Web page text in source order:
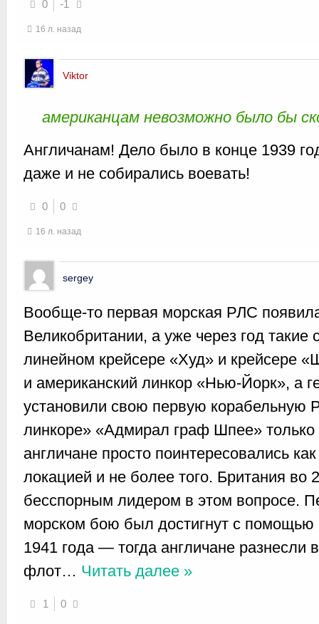
0 -1
16 л. назад
Viktor
американцам невозможно было бы
Англичанам! Дело было в конце 1939
даже и не собирались воевать!
0 0
16 л. назад
sergey
Вообще-то первая морская РЛС
Великобритании, а уже через год такие
линейном крейсере «Худ» и крейсере
и американский линкор «Нью-Йорк», а
установили свою первую корабельную
линкоре» «Адмирал граф Шпее» только
англичане просто поинтересовались
локацией и не более того. Британия во
бесспорным лидером в этом вопросе.
морском бою был достигнут с помощью
1941 года — тогда англичане разнесли
флот… Читать далее »
1 0